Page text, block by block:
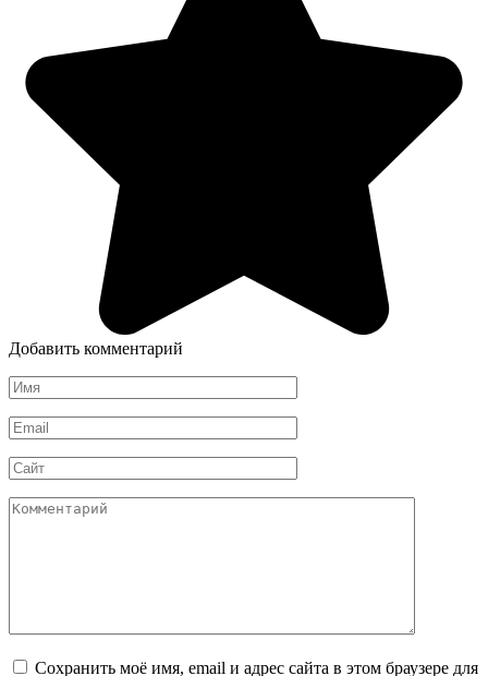
Добавить комментарий
Имя
*
Email
*
Сайт
Комментарий
Сохранить моё имя, email и адрес сайта в этом браузере для